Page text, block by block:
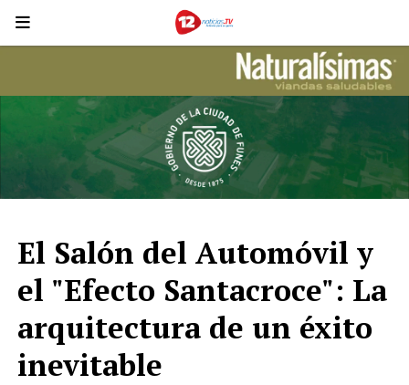
El Salón del Automóvil y
el "Efecto Santacroce": La
arquitectura de un éxito
inevitable